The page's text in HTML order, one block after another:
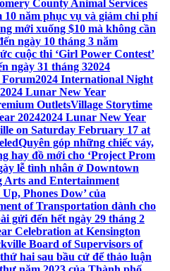
County Animal Services
năm phục vụ và giảm chi phí
mới xuống $10 mà không cần
ngày 10 tháng 3 năm
cuộc thi ‘Girl Power Contest’
ngày 31 tháng 32024
Forum2024 International Night
2024 Lunar New Year
OutletsVillage Storytime
20242024 Lunar New Year
on Saturday February 17 at
Quyên góp những chiếc váy,
hay đồ mới cho ‘Project Prom
lễ tình nhân ở Downtown
Arts and Entertainment
Phones Dow’ của
of Transportation dành cho
gửi đến hết ngày 29 tháng 2
Celebration at Kensington
Board of Supervisors of
hai sau bầu cử để thảo luận